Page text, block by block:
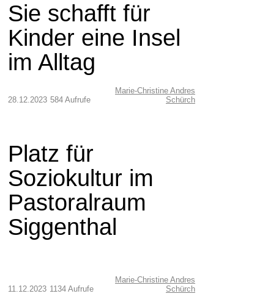
Sie schafft für
Kinder eine Insel
im Alltag
28.12.2023 584 Aufrufe
Marie-Christine Andres
Schürch
Platz für
Soziokultur im
Pastoralraum
Siggenthal
11.12.2023 1134 Aufrufe
Marie-Christine Andres
Schürch